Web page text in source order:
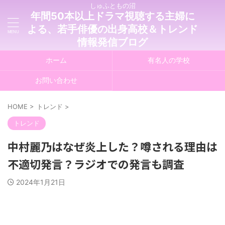
しゅふともの沼
年間50本以上ドラマ視聴する主婦に
よる、若手俳優の出身高校＆トレンド
情報発信ブログ
ホーム 有名人の学校
お問い合わせ
HOME > トレンド >
トレンド
中村麗乃はなぜ炎上した？噂される理由は
不適切発言？ラジオでの発言も調査
2024年1月21日